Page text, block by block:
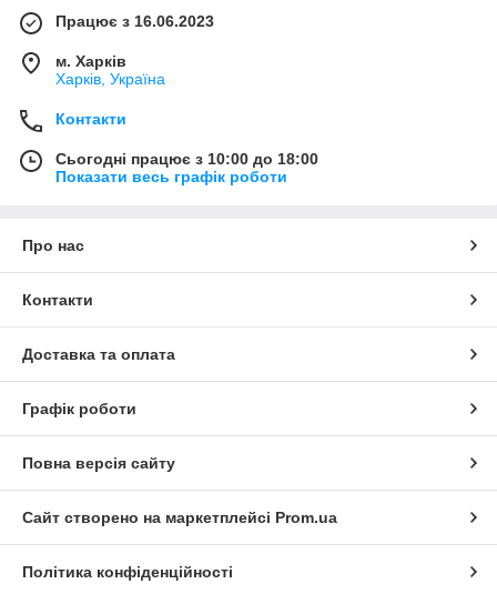
Працює з 16.06.2023
м. Харків
Харків, Україна
Контакти
Сьогодні працює з 10:00 до 18:00
Показати весь графік роботи
Про нас
Контакти
Доставка та оплата
Графік роботи
Повна версія сайту
Сайт створено на маркетплейсі Prom.ua
Політика конфіденційності